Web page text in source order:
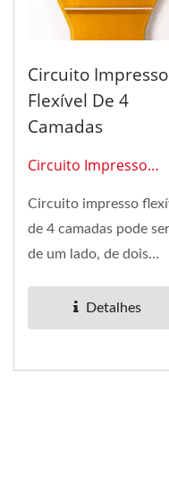
Circuito Impresso
Flexível De 4
Camadas
Circuito Impresso
Circuito impresso
de 4 camadas pode ser
de um lado, de dois
com SMT (tecnologia...
Detalhes